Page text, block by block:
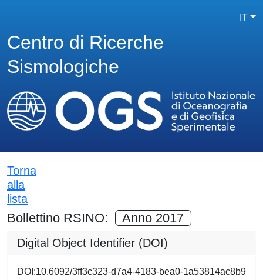
IT
Centro di Ricerche
Sismologiche
Torna
alla
lista
Bollettino RSINO: Anno 2017
Digital Object Identifier (DOI)
DOI:10.6092/3ff3c323-d7a4-4183-bea0-1a53814ac8b9